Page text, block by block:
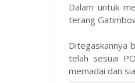
Dalam untuk
terang
Ditegaskannya
telah sesuai
memadai dan